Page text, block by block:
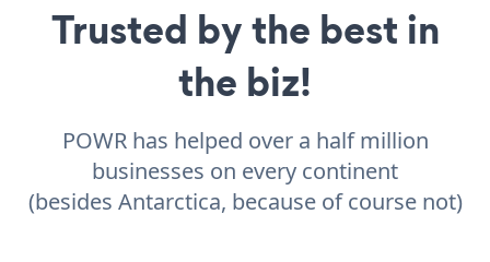
Trusted by the best in
the biz!
POWR has helped over a half million
businesses on every continent
(besides Antarctica, because of course not)